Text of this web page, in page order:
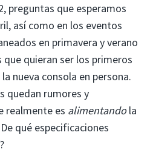
preguntas que esperamos
así como en los eventos
en primavera y verano
quieran ser los primeros
nueva consola en persona.
quedan rumores y
realmente es alimentandola
qué especificaciones